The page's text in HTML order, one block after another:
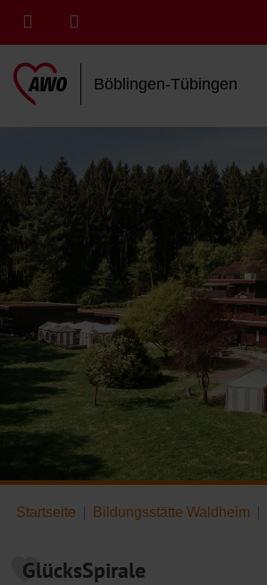
Böblingen-Tübingen
Startseite Bildungsstätte Waldheim
GlücksSpirale